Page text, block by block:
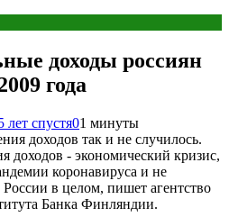
доходы россиян
года
лет спустя01 минуты
доходов так и не случилось.
доходов - экономический кризис,
коронавируса и не
в целом, пишет агентство
Банка Финляндии.